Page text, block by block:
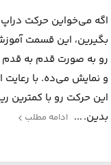
بگیرین، این قسمت
رو به صورت قدم به قدم
و نمایش می‌ده. با رعایت
این حرکت رو با کمترین
بدین.
ادامه مطلب